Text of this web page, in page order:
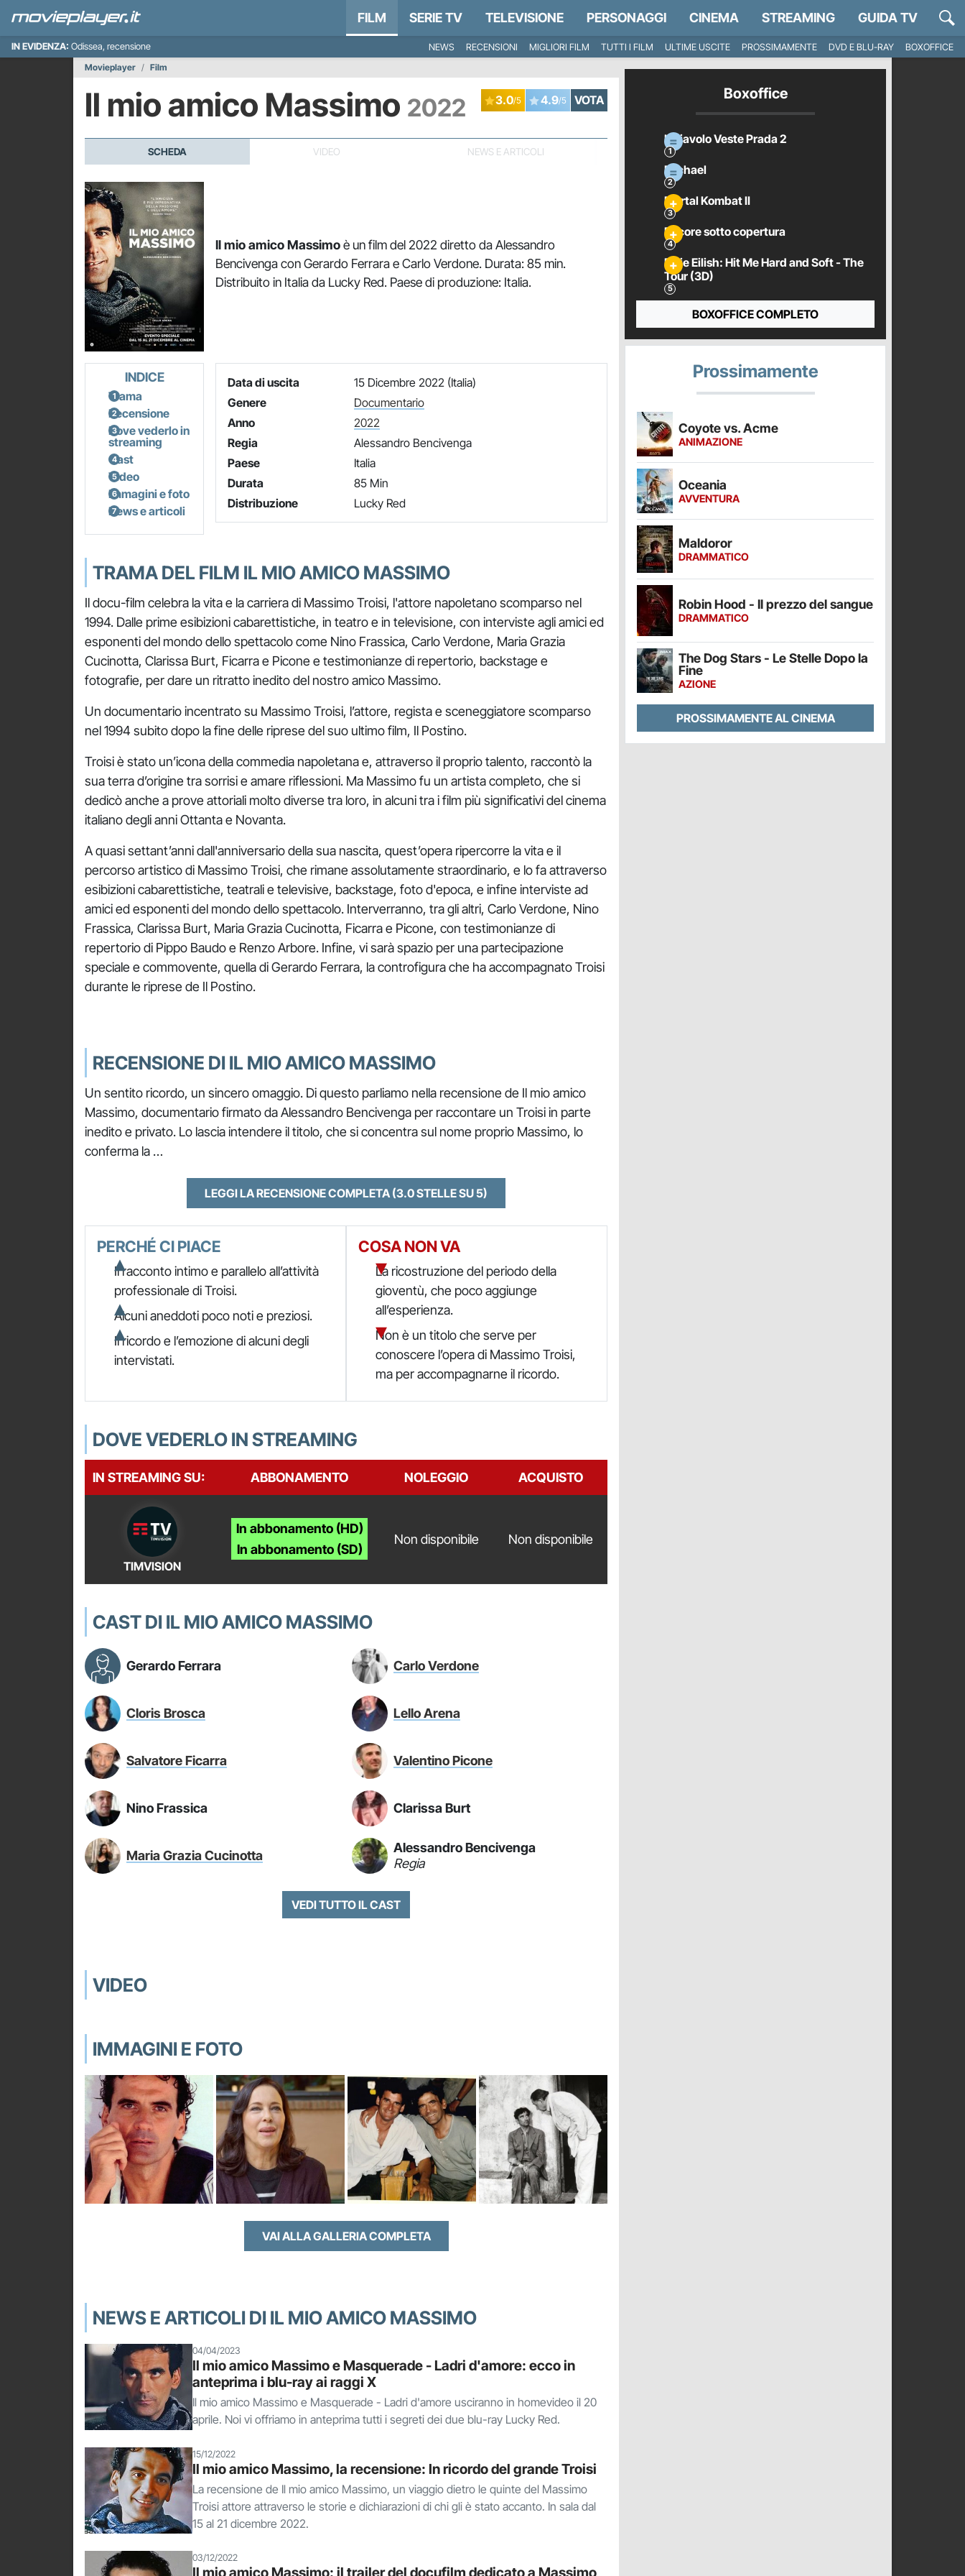
FILM SERIE TV TELEVISIONE PERSONAGGI CINEMA STREAMING GUIDA TV
IN EVIDENZA: Odissea, recensione NEWS RECENSIONI MIGLIORI FILM TUTTI I FILM ULTIME USCITE PROSSIMAMENTE DVD E BLU-RAY
BOXOFFICE
Movieplayer
Film
Il mio amico Massimo 2022 3.0/5 4.9/5 VOTA
SCHEDA VIDEO NEWS E ARTICOLI
Il mio amico Massimoè un film del 2022 diretto da Alessandro
Bencivenga con Gerardo Ferrara e Carlo Verdone. Durata: 85 min.
Distribuito in Italia da Lucky Red. Paese di produzione: Italia.
INDICE
Trama
Recensione
Dove vederlo in
streaming
Cast
Video
Immagini e foto
News e articoli
Data di uscita
15 Dicembre 2022 (Italia)
Genere
Documentario
Anno
2022
Regia
Alessandro Bencivenga
Paese
Italia
Durata
85 Min
Distribuzione
Lucky Red
TRAMA DEL FILM IL MIO AMICO MASSIMO
Il docu-film celebra la vita e la carriera di Massimo Troisi, l'attore napoletano scomparso nel
1994. Dalle prime esibizioni cabarettistiche, in teatro e in televisione, con interviste agli amici ed
esponenti del mondo dello spettacolo come Nino Frassica, Carlo Verdone, Maria Grazia
Cucinotta, Clarissa Burt, Ficarra e Picone e testimonianze di repertorio, backstage e
fotografie, per dare un ritratto inedito del nostro amico Massimo.
Un documentario incentrato su Massimo Troisi, l’attore, regista e sceneggiatore scomparso
nel 1994 subito dopo la fine delle riprese del suo ultimo film, Il Postino.
Troisi è stato un’icona della commedia napoletana e, attraverso il proprio talento, raccontò la
sua terra d’origine tra sorrisi e amare riflessioni. Ma Massimo fu un artista completo, che si
dedicò anche a prove attoriali molto diverse tra loro, in alcuni tra i film più significativi del cinema
italiano degli anni Ottanta e Novanta.
A quasi settant’anni dall'anniversario della sua nascita, quest’opera ripercorre la vita e il
percorso artistico di Massimo Troisi, che rimane assolutamente straordinario, e lo fa attraverso
esibizioni cabarettistiche, teatrali e televisive, backstage, foto d'epoca, e infine interviste ad
amici ed esponenti del mondo dello spettacolo. Interverranno, tra gli altri, Carlo Verdone, Nino
Frassica, Clarissa Burt, Maria Grazia Cucinotta, Ficarra e Picone, con testimonianze di
repertorio di Pippo Baudo e Renzo Arbore. Infine, vi sarà spazio per una partecipazione
speciale e commovente, quella di Gerardo Ferrara, la controfigura che ha accompagnato Troisi
durante le riprese de Il Postino.
RECENSIONE DI IL MIO AMICO MASSIMO
Un sentito ricordo, un sincero omaggio. Di questo parliamo nella recensione de Il mio amico
Massimo, documentario firmato da Alessandro Bencivenga per raccontare un Troisi in parte
inedito e privato. Lo lascia intendere il titolo, che si concentra sul nome proprio Massimo, lo
conferma la …
LEGGI LA RECENSIONE COMPLETA(3.0 STELLE SU 5)
PERCHÉ CI PIACE
Il racconto intimo e parallelo all’attività
professionale di Troisi.
Alcuni aneddoti poco noti e preziosi.
Il ricordo e l’emozione di alcuni degli
intervistati.
COSA NON VA
La ricostruzione del periodo della
gioventù, che poco aggiunge
all’esperienza.
Non è un titolo che serve per
conoscere l’opera di Massimo Troisi,
ma per accompagnarne il ricordo.
DOVE VEDERLO IN STREAMING
IN STREAMING SU: ABBONAMENTO NOLEGGIO ACQUISTO
TIMVISION
In abbonamento (HD)
In abbonamento (SD)
Non disponibile Non disponibile
CAST DI IL MIO AMICO MASSIMO
Gerardo Ferrara Carlo Verdone
Cloris Brosca Lello Arena
Salvatore Ficarra Valentino Picone
Nino Frassica Clarissa Burt
Maria Grazia Cucinotta
Alessandro Bencivenga
Regia
VEDI TUTTO IL CAST
VIDEO
IMMAGINI E FOTO
VAI ALLA GALLERIA COMPLETA
NEWS E ARTICOLI DI IL MIO AMICO MASSIMO
04/04/2023
Il mio amico Massimo e Masquerade - Ladri d'amore: ecco in
anteprima i blu-ray ai raggi X
Il mio amico Massimo e Masquerade - Ladri d'amore usciranno in homevideo il 20
aprile. Noi vi offriamo in anteprima tutti i segreti dei due blu-ray Lucky Red.
15/12/2022
Il mio amico Massimo, la recensione: In ricordo del grande Troisi
La recensione de Il mio amico Massimo, un viaggio dietro le quinte del Massimo
Troisi attore attraverso le storie e dichiarazioni di chi gli è stato accanto. In sala dal
15 al 21 dicembre 2022.
03/12/2022
Il mio amico Massimo: il trailer del docufilm dedicato a Massimo
Boxoffice
Il Diavolo Veste Prada 2
Michael
Mortal Kombat II
Pecore sotto copertura
Billie Eilish: Hit Me Hard and Soft - The
Tour (3D)
BOXOFFICE COMPLETO
Prossimamente
Coyote vs. Acme
ANIMAZIONE
Oceania
AVVENTURA
Maldoror
DRAMMATICO
Robin Hood - Il prezzo del sangue
DRAMMATICO
The Dog Stars - Le Stelle Dopo la
Fine
AZIONE
PROSSIMAMENTE AL CINEMA